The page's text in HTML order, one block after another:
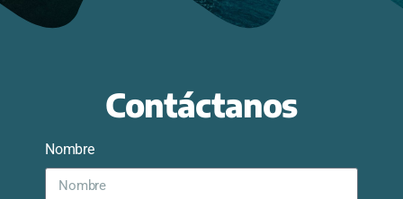
Contáctanos
Nombre